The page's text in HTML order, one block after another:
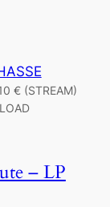
€ (STREAM)
– LP